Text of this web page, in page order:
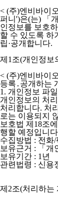
< (주)엔비바이
퍼니')은(는) 「
인정보를 보호
할 수 있도록 하
립·공개합니다.
제1조(개인정보
< (주)엔비바이
등록․공개하는
1. 개인정보 파
개인정보의 처
처리합니다. 처
로는 이용되지
보호법 제18조
행할 예정입니
수집방법 : 전화/
보유근거 : 「개
보유기간 : 1년
관련법령 : 신용
제2조(처리하는